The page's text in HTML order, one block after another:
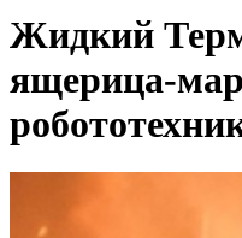
Жидкий
ящерица-